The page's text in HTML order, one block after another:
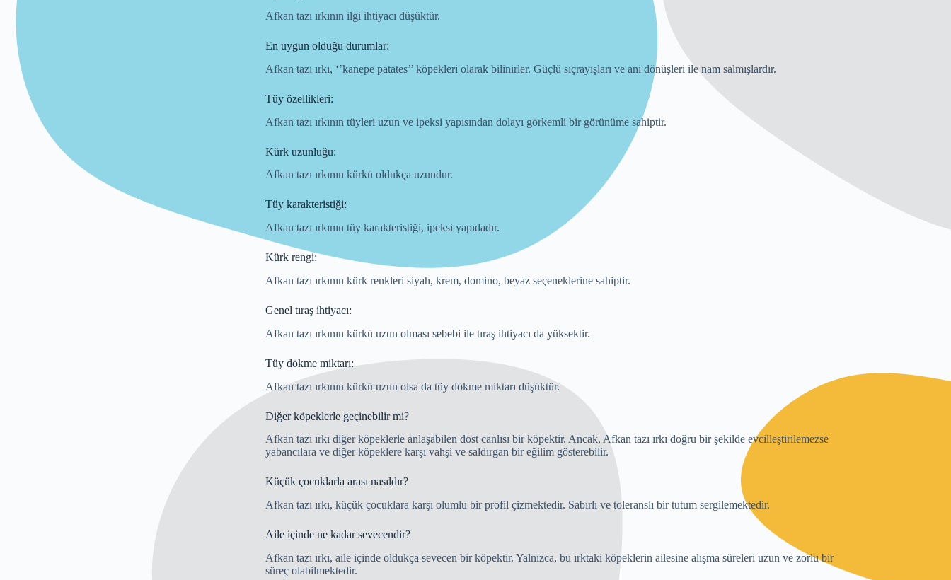
Afkan tazı ırkının ilgi ihtiyacı düşüktür.
En uygun olduğu durumlar:
Afkan tazı ırkı, ‘’kanepe patates’’ köpekleri olarak bilinirler. Güçlü sıçrayışları ve ani dönüşleri ile nam salmışlardır.
Tüy özellikleri:
Afkan tazı ırkının tüyleri uzun ve ipeksi yapısından dolayı görkemli bir görünüme sahiptir.
Kürk uzunluğu:
Afkan tazı ırkının kürkü oldukça uzundur.
Tüy karakteristiği:
Afkan tazı ırkının tüy karakteristiği, ipeksi yapıdadır.
Kürk rengi:
Afkan tazı ırkının kürk renkleri siyah, krem, domino, beyaz seçeneklerine sahiptir.
Genel tıraş ihtiyacı:
Afkan tazı ırkının kürkü uzun olması sebebi ile tıraş ihtiyacı da yüksektir.
Tüy dökme miktarı:
Afkan tazı ırkının kürkü uzun olsa da tüy dökme miktarı düşüktür.
Diğer köpeklerle geçinebilir mi?
Afkan tazı ırkı diğer köpeklerle anlaşabilen dost canlısı bir köpektir. Ancak, Afkan tazı ırkı doğru bir şekilde evcilleştirilemezse
yabancılara ve diğer köpeklere karşı vahşi ve saldırgan bir eğilim gösterebilir.
Küçük çocuklarla arası nasıldır?
Afkan tazı ırkı, küçük çocuklara karşı olumlu bir profil çizmektedir. Sabırlı ve toleranslı bir tutum sergilemektedir.
Aile içinde ne kadar sevecendir?
Afkan tazı ırkı, aile içinde oldukça sevecen bir köpektir. Yalnızca, bu ırktaki köpeklerin ailesine alışma süreleri uzun ve zorlu bir
süreç olabilmektedir.